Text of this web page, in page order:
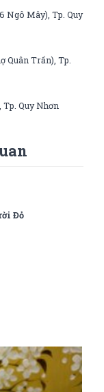
Ngô Mây), Tp. Quy
Quân Trấn), Tp.
Quy Nhơn
Đỏ